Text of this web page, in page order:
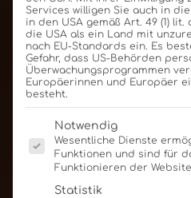
Services willigen Sie auch in
in den USA gemäß Art. 49 (1) lit.
die USA als ein Land mit
nach EU-Standards ein. Es
Gefahr, dass US-Behörden
Überwachungsprogrammen
Europäerinnen und Europäer
besteht.
Es folgt eine Liste der
Notwendig
Wesentliche Dienste
Funktionen und sind für
Funktionieren der
Statistik